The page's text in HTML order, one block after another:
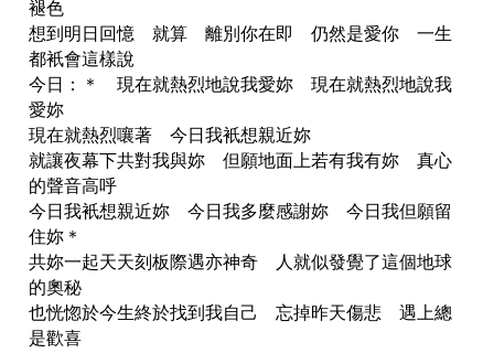
褪色
想到明日回憶 就算 離別你在即 仍然是愛你 一生
都衹會這樣說
今日：＊ 現在就熱烈地說我愛妳 現在就熱烈地說我
愛妳
現在就熱烈嚷著 今日我衹想親近妳
就讓夜幕下共對我與妳 但願地面上若有我有妳 真心
的聲音高呼
今日我衹想親近妳 今日我多麼感謝妳 今日我但願留
住妳＊
共妳一起天天刻板際遇亦神奇 人就似發覺了這個地球
的奧秘
也恍惚於今生終於找到我自己 忘掉昨天傷悲 遇上總
是歡喜